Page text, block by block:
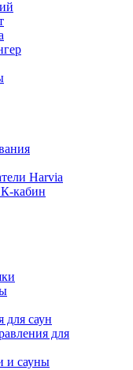
Harvia
кабин
саун
для
и сауны